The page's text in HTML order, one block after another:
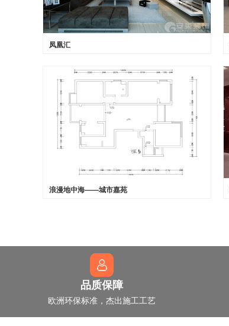
凤凰汇
浪漫地中海——城市嘉苑
品质保障
欧洲环保标准，杰出施工工艺